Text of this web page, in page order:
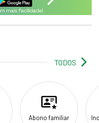
TODOS
Abono familiar